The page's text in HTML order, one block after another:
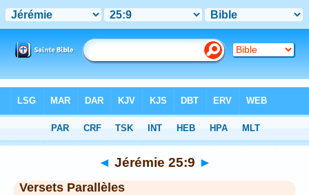
Chapitre 25 > Verset 9
◄ Jérémie 25:9 ►
Versets Parallèles